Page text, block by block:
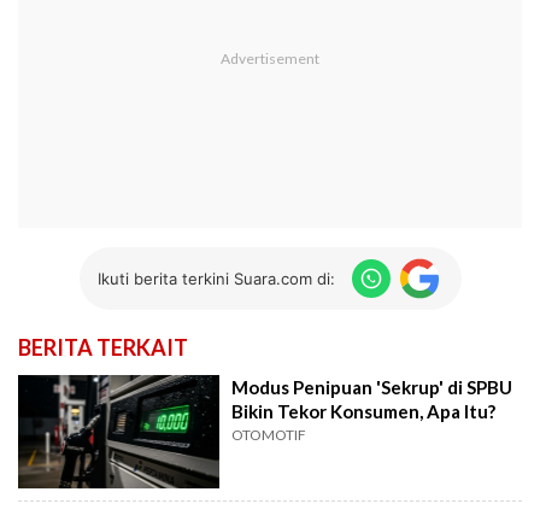
Ikuti berita terkini Suara.com di:
BERITA TERKAIT
Modus Penipuan 'Sekrup' di SPBU
Bikin Tekor Konsumen, Apa Itu?
OTOMOTIF